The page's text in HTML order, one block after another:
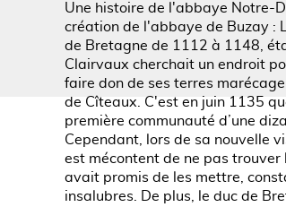
Une histoire de l'abbaye Notre-
création de l'abbaye de Buzay :
de Bretagne de 1112 à 1148,
Clairvaux cherchait un endroit
faire don de ses terres
de Cîteaux. C'est en juin 1135
première communauté d’une
Cependant, lors de sa nouvelle
est mécontent de ne pas trouver
avait promis de les mettre,
insalubres. De plus, le duc de